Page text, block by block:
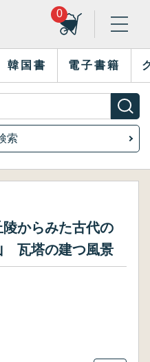
0
韓国書 電子書籍
索
からみた古代の
瓦塔の建つ風景